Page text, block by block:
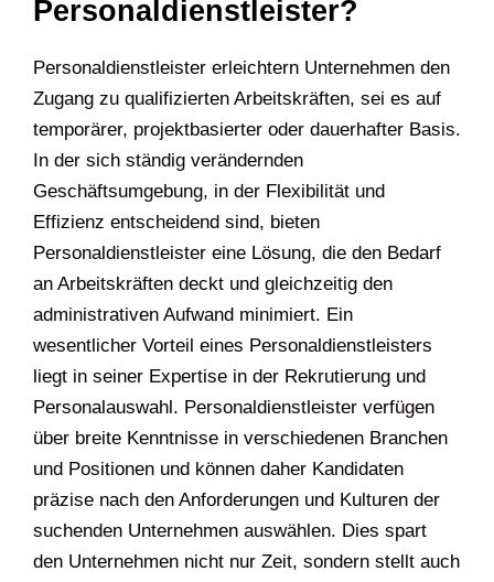
Personaldienstleister?
Personaldienstleister erleichtern Unternehmen den
Zugang zu qualifizierten Arbeitskräften, sei es auf
temporärer, projektbasierter oder dauerhafter Basis.
In der sich ständig verändernden
Geschäftsumgebung, in der Flexibilität und
Effizienz entscheidend sind, bieten
Personaldienstleister eine Lösung, die den Bedarf
an Arbeitskräften deckt und gleichzeitig den
administrativen Aufwand minimiert. Ein
wesentlicher Vorteil eines Personaldienstleisters
liegt in seiner Expertise in der Rekrutierung und
Personalauswahl. Personaldienstleister verfügen
über breite Kenntnisse in verschiedenen Branchen
und Positionen und können daher Kandidaten
präzise nach den Anforderungen und Kulturen der
suchenden Unternehmen auswählen. Dies spart
den Unternehmen nicht nur Zeit, sondern stellt auch